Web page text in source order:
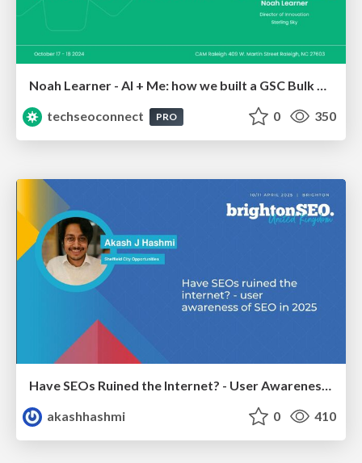
Noah Learner - AI + Me: how we built a GSC Bulk Export data pipeline
techseoconnect
PRO 0 350
Have SEOs Ruined the Internet? - User Awareness of SEO in 2025
akashhashmi
0 410